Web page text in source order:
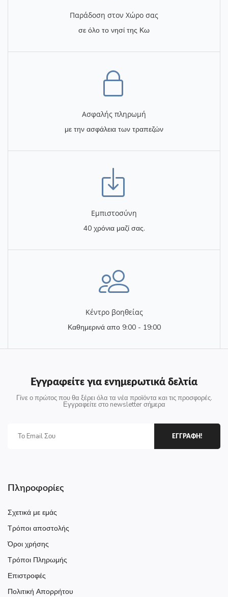
Παράδοση στον Χώρο σας
σε όλο το νησί της Κω
Ασφαλής πληρωμή
με την ασφάλεια των τραπεζών
Eμπιστοσύνη
40 χρόνια μαζί σας.
Κέντρο βοηθείας
Καθημερινά απο 9:00 - 19:00
Εγγραφείτε για ενημερωτικά δελτία
Γίνε ο πρώτος που θα ξέρει όλα τα νέα προϊόντα και τις προσφορές.
Εγγραφείτε στο newsletter σήμερα
ΕΓΓΡΑΦΗ!
Πληροφορίες
Σχετικά με εμάς
Τρόποι αποστολής
Όροι χρήσης
Τρόποι Πληρωμής
Επιστροφές
Πολιτική Απορρήτου